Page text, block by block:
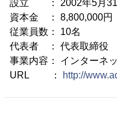
設立 ： 2002年5月31
資本金 ： 8,800,000円
従業員数： 10名
代表者 ： 代表取締役
事業内容： インターネ
URL ：
http://